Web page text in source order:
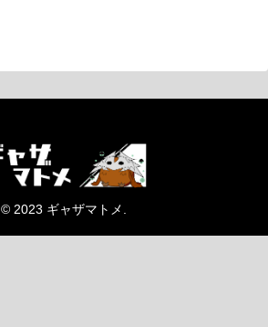
© 2023 ギャザマトメ.